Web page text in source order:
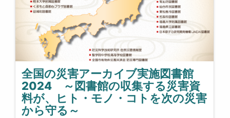
全国の災害アーカイブ実施図書館
2024 ～図書館の収集する災害資
料が、ヒト・モノ・コトを次の災害
から守る～